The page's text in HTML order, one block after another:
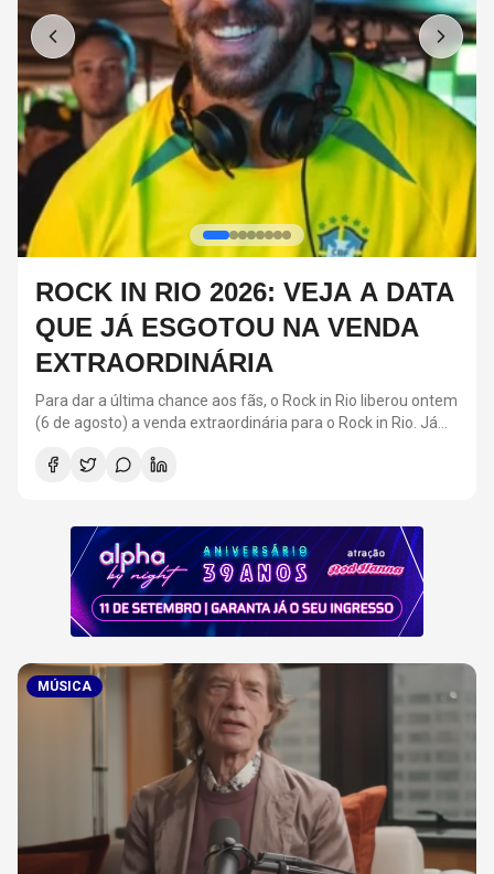
NANDO REIS ESTREIA TURNÊ
"PRA VOCÊ GUARDEI O AMOR"
EM SÃO PAULO: TUDO SOBRE
O SHOW
Nando Reis está prestes de iniciar uma nova agenda de
shows. Entre agosto de dezembro deste ano, o cantor estará
Amor".
MÚSICA